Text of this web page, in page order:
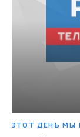
ЭТОТ ДЕНЬ МЫ